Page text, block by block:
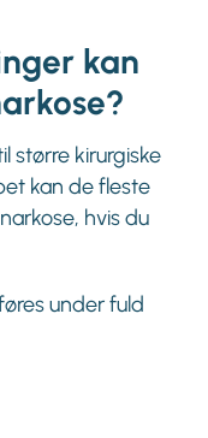
kan
større kirurgiske
kan de fleste
hvis du
under fuld